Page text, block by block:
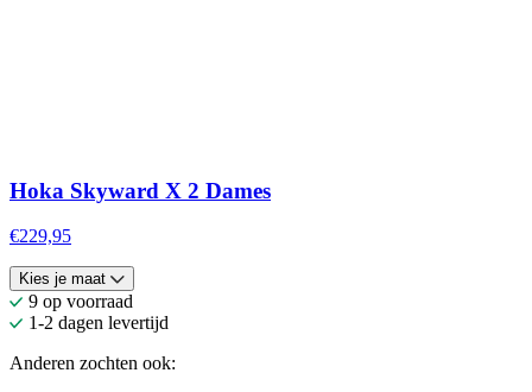
Hoka Skyward X 2 Dames
€229,95
Kies je maat
9 op voorraad
1-2 dagen levertijd
Anderen zochten ook: